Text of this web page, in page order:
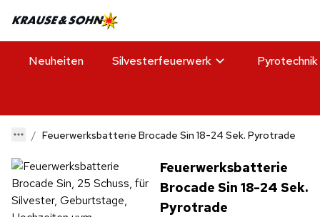
Neuheiten Silvesterfeuerwerk Pyrotechnik
Feuerwerksbatterie Brocade Sin 18-24 Sek. Pyrotrade
Feuerwerksbatterie
Brocade Sin 18-24 Sek.
Pyrotrade